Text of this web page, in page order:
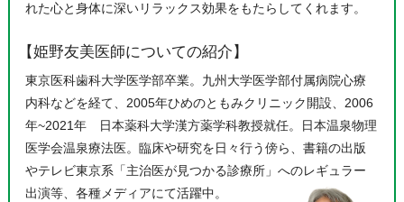
れた心と身体に深いリラックス効果をもたらしてくれます。
【姫野友美医師についての紹介】
東京医科歯科大学医学部卒業。九州大学医学部付属病院心療
内科などを経て、2005年ひめのともみクリニック開設、2006
年~2021年 日本薬科大学漢方薬学科教授就任。日本温泉物理
医学会温泉療法医。臨床や研究を日々行う傍ら、書籍の出版
やテレビ東京系「主治医が見つかる診療所」へのレギュラー
出演等、各種メディアにて活躍中。